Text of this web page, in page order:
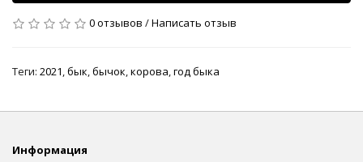
0 отзывов /Написать отзыв
Теги: 2021 бык бычок корова год быка
Информация